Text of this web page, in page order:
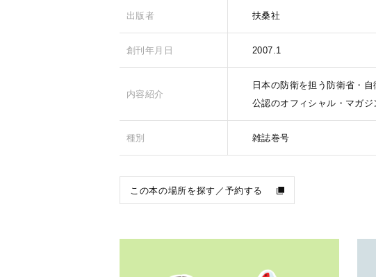
出版者 扶桑社
創刊年月日 2007.1
内容紹介
日本の防衛を担う防衛省・
公認のオフィシャル・マガジ
種別 雑誌巻号
この本の場所を探す／予約する